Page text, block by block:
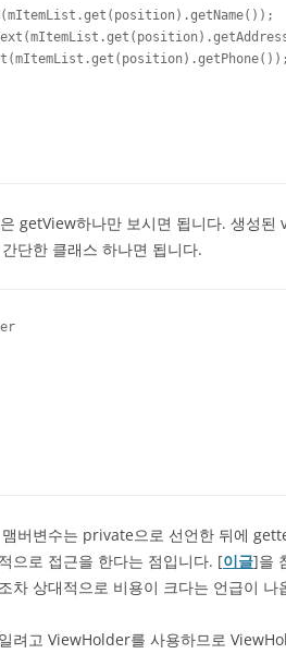
getView하나만 보시면 됩니다. 생성된
단한 클래스 하나면 됩니다.
버변수는 private으로 선언한 뒤에
으로 접근을 한다는 점입니다. [이글]을
차 상대적으로 비용이 크다는 언급이 나
려고 ViewHolder를 사용하므로